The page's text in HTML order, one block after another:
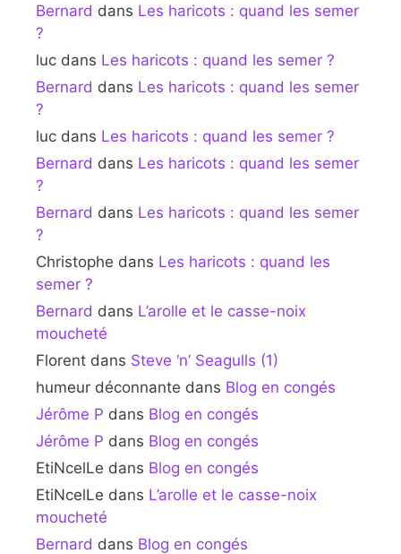
Bernard dans Les haricots : quand les semer
?
luc dans Les haricots : quand les semer ?
Bernard dans Les haricots : quand les semer
?
luc dans Les haricots : quand les semer ?
Bernard dans Les haricots : quand les semer
?
Bernard dans Les haricots : quand les semer
?
Christophe dans Les haricots : quand les
semer ?
Bernard dans L’arolle et le casse-noix
moucheté
Florent dans Steve ‘n’ Seagulls (1)
humeur déconnante dans Blog en congés
Jérôme P dans Blog en congés
Jérôme P dans Blog en congés
EtiNcelLe dans Blog en congés
EtiNcelLe dans L’arolle et le casse-noix
moucheté
Bernard dans Blog en congés